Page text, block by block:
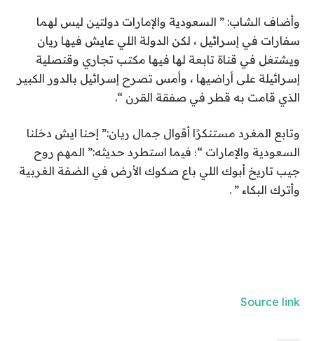
وأضاف الشاب: ” السعودية والإمارات دولتين ليس لهما
سفارات في إسرائيل ، لكن الدولة اللي عايش فيها ريان
ويشتغل في قناة تابعة لها فيها مكتب تجاري وقنصلية
إسرائيلة على أراضيها ، وأمس تصرح إسرائيل بالدور الكبير
الذي قامت به قطر في صفقة القرن “.
وتابع المغرد مستنكرًا أقوال جمال ريان:” إحنا ايش دخلنا
السعودية والإمارات “؛ فيما استطرد حديثه:” المهم روح
جيب تاريخ أبوك اللي باع صكوك الأرض في الضفة الغربية
وأترك البكاء ” .
Source link